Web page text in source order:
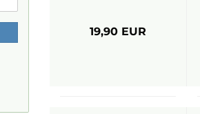
Hurley)
19,90 EUR